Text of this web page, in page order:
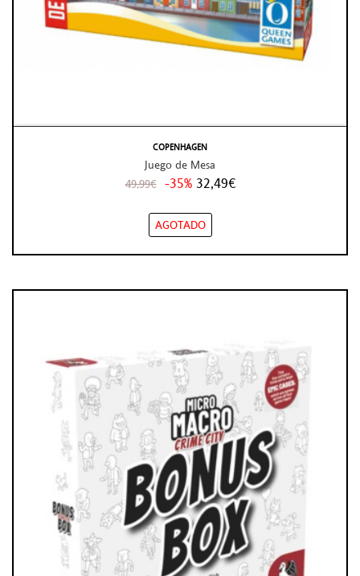
COPENHAGEN
Juego de Mesa
49,99€ -35% 32,49€
AGOTADO